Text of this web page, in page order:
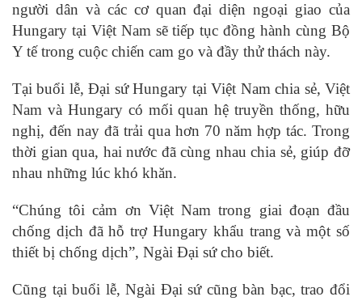
người dân và các cơ quan đại diện ngoại giao của
Hungary tại Việt Nam sẽ tiếp tục đồng hành cùng Bộ
Y tế trong cuộc chiến cam go và đầy thử thách này.
Tại buổi lễ, Đại sứ Hungary tại Việt Nam chia sẻ, Việt
Nam và Hungary có mối quan hệ truyền thống, hữu
nghị, đến nay đã trải qua hơn 70 năm hợp tác. Trong
thời gian qua, hai nước đã cùng nhau chia sẻ, giúp đỡ
nhau những lúc khó khăn.
“Chúng tôi cảm ơn Việt Nam trong giai đoạn đầu
chống dịch đã hỗ trợ Hungary khẩu trang và một số
thiết bị chống dịch”, Ngài Đại sứ cho biết.
Cũng tại buổi lễ, Ngài Đại sứ cũng bàn bạc, trao đổi